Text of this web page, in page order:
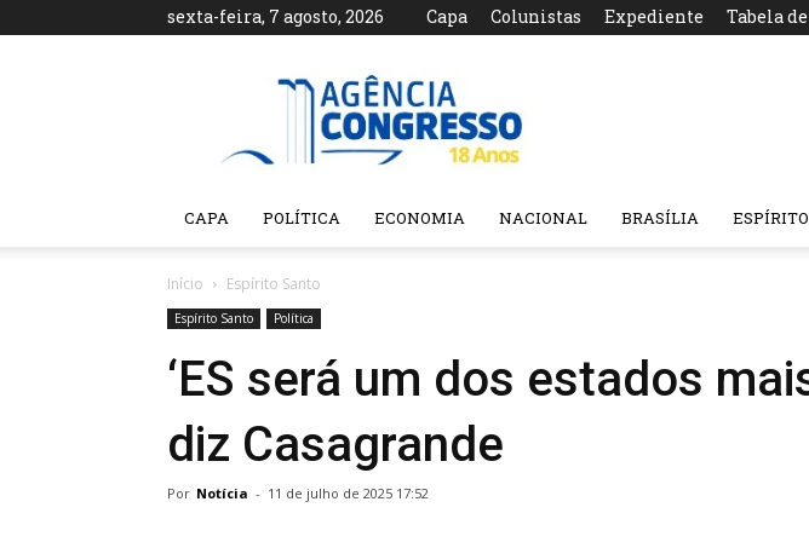
sexta-feira, 7 agosto, 2026 Capa Colunistas Expediente Tabela
Agência
CAPA POLÍTICA ECONOMIA NACIONAL BRASÍLIA
Início Espírito Santo
Espírito Santo Política
‘ES será um dos estados
diz Casagrande
Por Notícia - 11 de julho de 2025 17:52